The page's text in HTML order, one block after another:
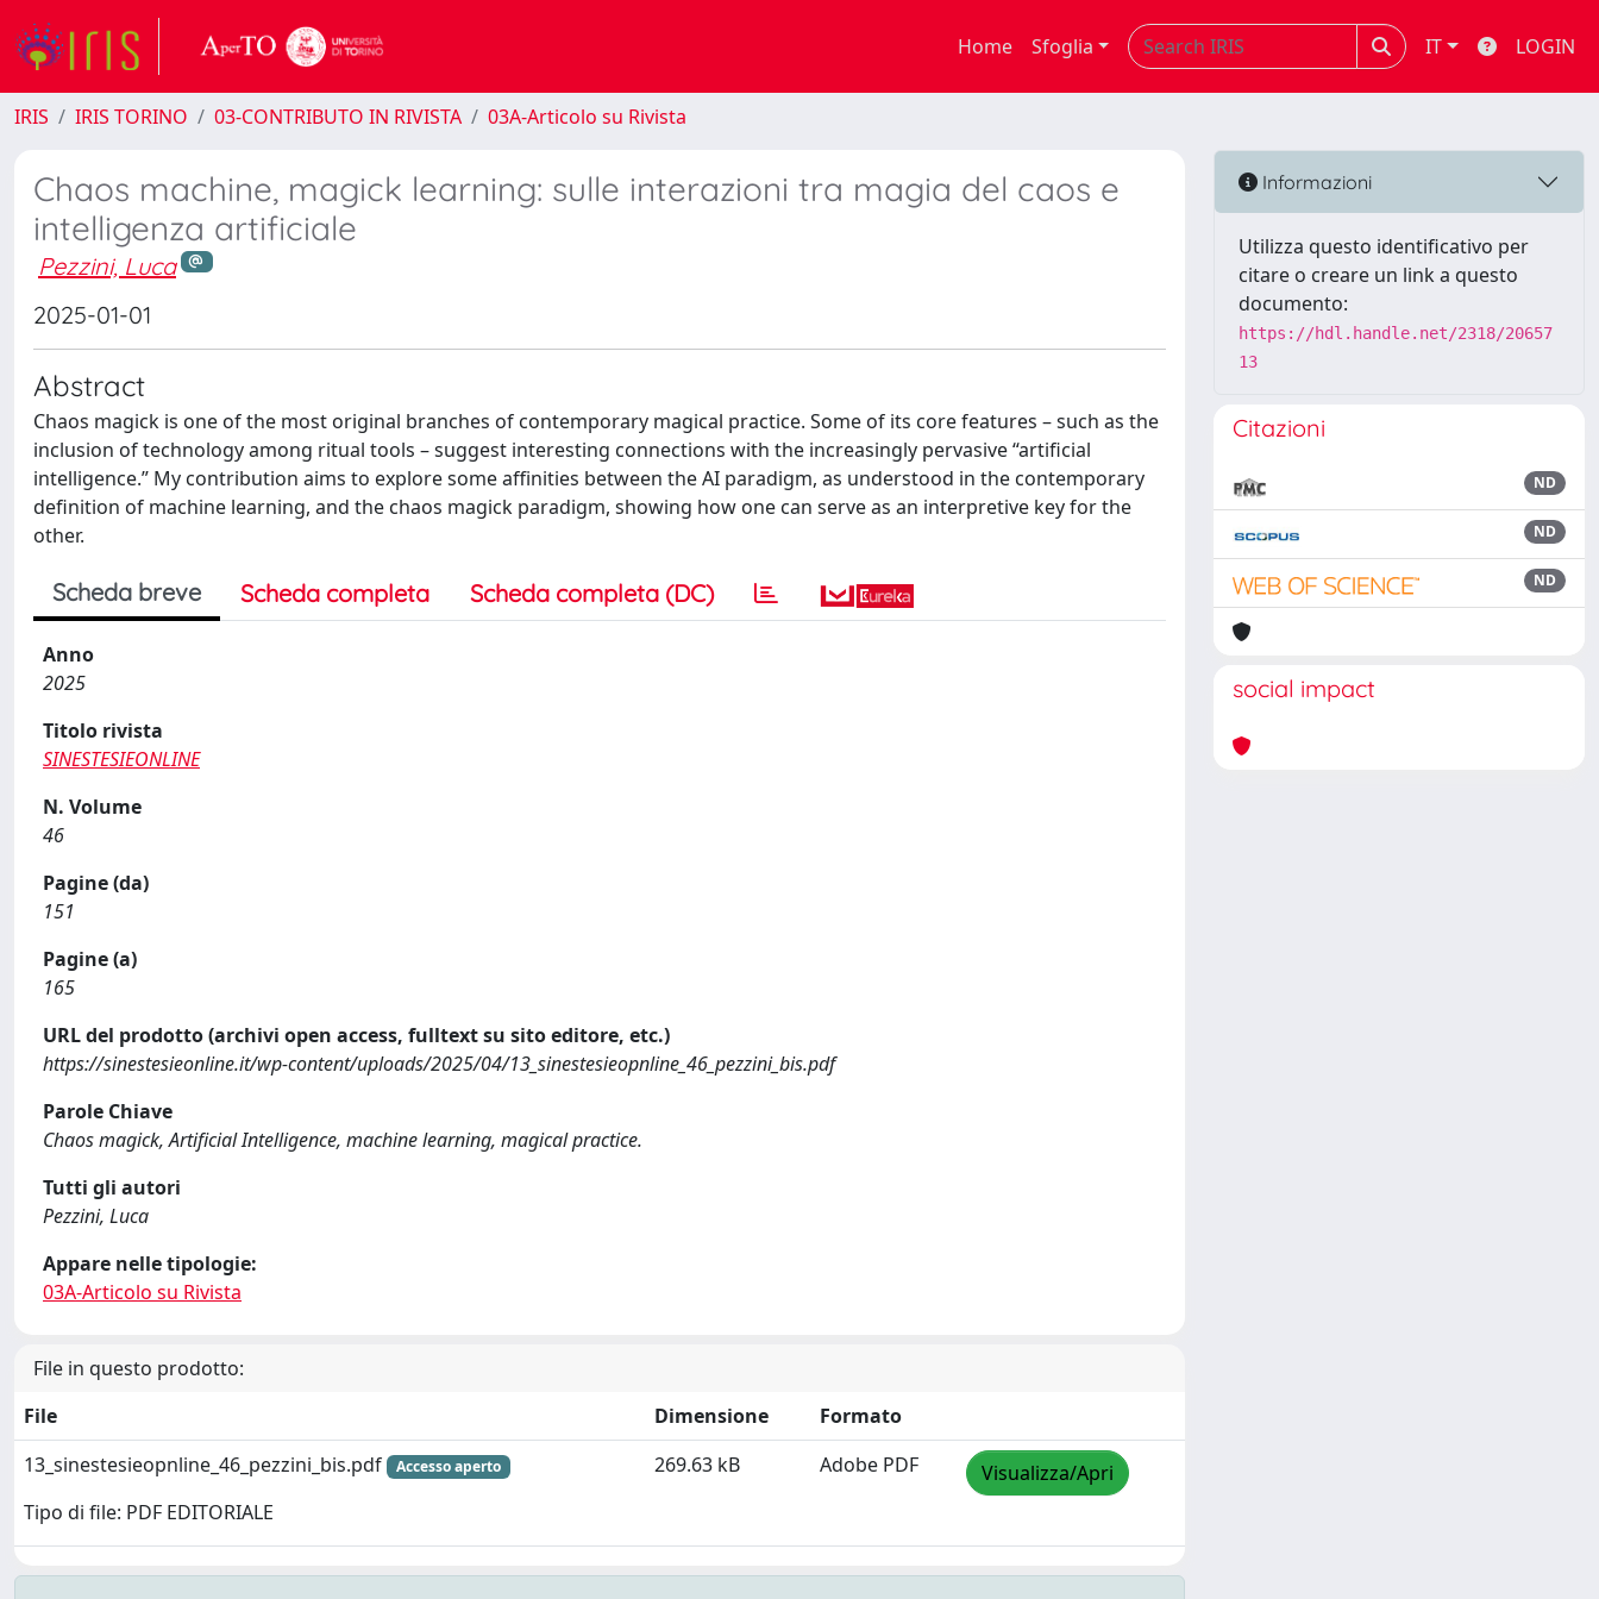
Home Sfoglia IT LOGIN
IRIS IRIS TORINO 03-CONTRIBUTO IN RIVISTA 03A-Articolo su Rivista
Chaos machine, magick learning: sulle interazioni tra magia del caos e
intelligenza artificiale
Pezzini, Luca
2025-01-01
Abstract
Chaos magick is one of the most original branches of contemporary magical practice. Some of its core features – such as the
inclusion of technology among ritual tools – suggest interesting connections with the increasingly pervasive “artificial
intelligence.” My contribution aims to explore some affinities between the AI paradigm, as understood in the contemporary
definition of machine learning, and the chaos magick paradigm, showing how one can serve as an interpretive key for the
other.
Scheda breve Scheda completa Scheda completa (DC)
Anno
2025
Titolo rivista
SINESTESIEONLINE
N. Volume
46
Pagine (da)
151
Pagine (a)
165
URL del prodotto (archivi open access, fulltext su sito editore, etc.)
https://sinestesieonline.it/wp-content/uploads/2025/04/13_sinestesieopnline_46_pezzini_bis.pdf
Parole Chiave
Chaos magick, Artificial Intelligence, machine learning, magical practice.
Tutti gli autori
Pezzini, Luca
Appare nelle tipologie:
03A-Articolo su Rivista
File in questo prodotto:
File
Dimensione
Formato
13_sinestesieopnline_46_pezzini_bis.pdf
Accesso aperto
Tipo di file: PDF EDITORIALE
269.63 kB Adobe PDF Visualizza/Apri
Informazioni
Utilizza questo identificativo per
citare o creare un link a questo
documento:
https://hdl.handle.net/2318/20657
13
Citazioni
ND
ND
ND
social impact